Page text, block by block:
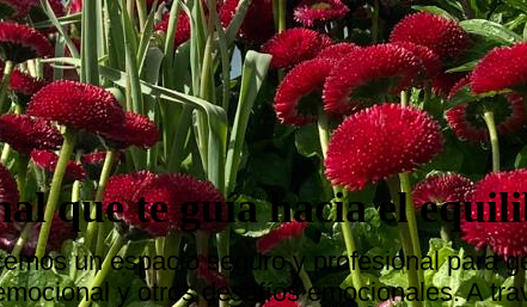
que te guía hacia el
un espacio seguro y profesional para
y otros desafíos emocionales. A